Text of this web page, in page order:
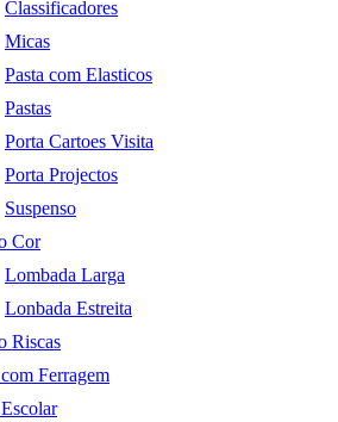
Classificadores
Micas
Pasta com Elasticos
Pastas
Porta Cartoes Visita
Porta Projectos
Suspenso
Cor
Lombada Larga
Lonbada Estreita
Riscas
Ferragem